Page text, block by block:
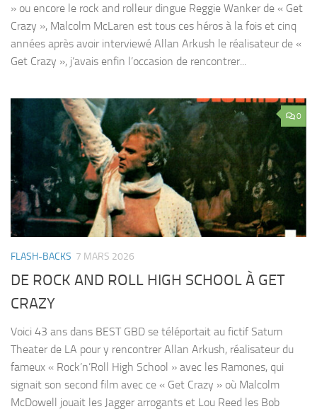
» ou encore le rock and rolleur dingue Reggie Wanker de « Get
Crazy », Malcolm McLaren est tous ces héros à la fois et cinq
années après avoir interviewé Allan Arkush le réalisateur de «
Get Crazy », j’avais enfin l’occasion de rencontrer...
0
FLASH-BACKS 7 MARS 2026
DE ROCK AND ROLL HIGH SCHOOL À GET
CRAZY
Voici 43 ans dans BEST GBD se téléportait au fictif Saturn
Theater de LA pour y rencontrer Allan Arkush, réalisateur du
fameux « Rock’n’Roll High School » avec les Ramones, qui
signait son second film avec ce « Get Crazy » où Malcolm
McDowell jouait les Jagger arrogants et Lou Reed les Bob